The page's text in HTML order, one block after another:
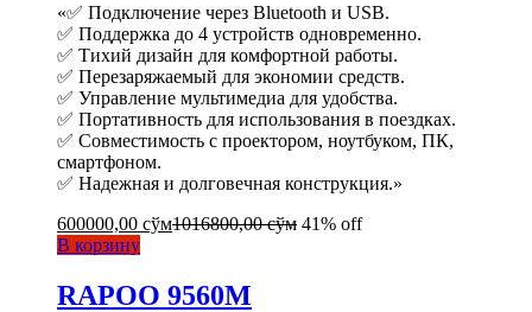
«✅ Подключение через Bluetooth и USB.
✅ Поддержка до 4 устройств одновременно.
✅ Тихий дизайн для комфортной работы.
✅ Перезаряжаемый для экономии средств.
✅ Управление мультимедиа для удобства.
✅ Портативность для использования в поездках.
✅ Совместимость с проектором, ноутбуком, ПК,
смартфоном.
✅ Надежная и долговечная конструкция.»
600000,00 сўм1016800,00сўм 41% off
В корзину
RAPOO 9560M